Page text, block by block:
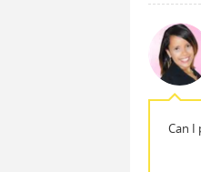
Can I